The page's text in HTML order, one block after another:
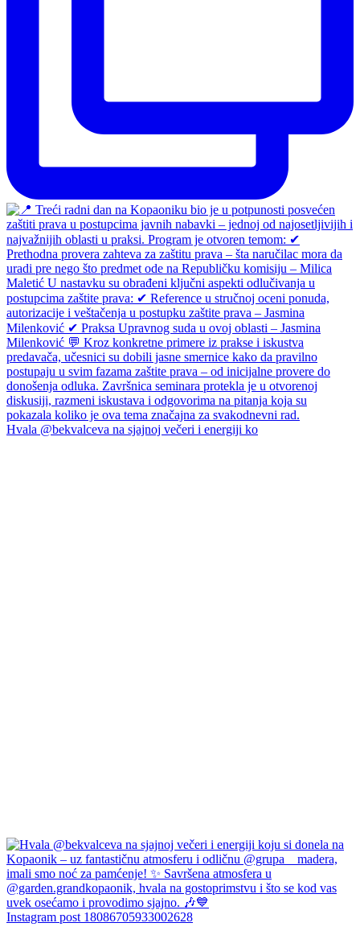
Hvala @bekvalceva na sjajnoj večeri i energiji ko
Instagram post 18086705933002628